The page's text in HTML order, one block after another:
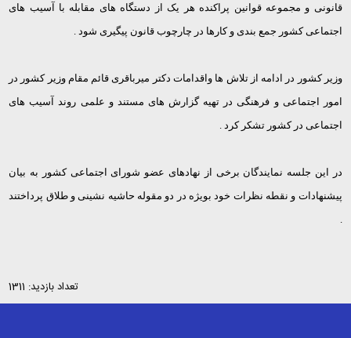
قانونی و مجموعه قوانین پراکنده هر یک از دستگاه های مقابله با آسیب های
اجتماعی کشور جمع بندی و کارها در چارچوب قانون پیگیری شود .
وزیر کشور در ادامه از تلاش ها واقدامات دکتر میرباقری قائم مقام وزیر کشور در
امور اجتماعی و فرهنگی در تهیه گزارش های مستند و علمی روند آسیب های
اجتماعی در کشور تشکر کرد .
در این جلسه نمایندگان برخی از نهادهای عضو شورای اجتماعی کشور به بیان
پیشنهادات و نقطه نظرات خود بویژه در دو مقوله حاشیه نشینی و طلاق پرداختند
تعداد بازدید: 1311